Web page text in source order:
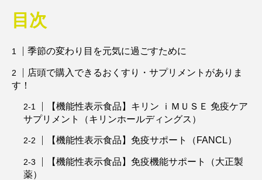
目次
季節の変わり目を元気に過ごすために
店頭で購入できるおくすり・サプリメントがありま
す！
【機能性表示食品】キリン ｉＭＵＳＥ 免疫ケア
サプリメント（キリンホールディングス）
【機能性表示食品】免疫サポート（FANCL）
【機能性表示食品】免疫機能サポート（大正製
薬）